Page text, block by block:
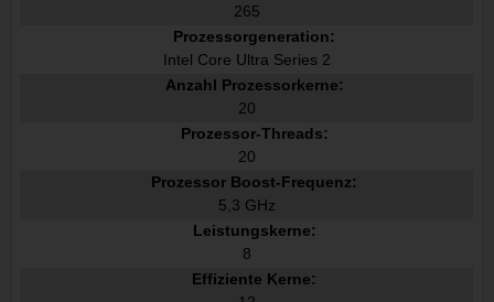
265
Prozessorgeneration:
Intel Core Ultra Series 2
Anzahl Prozessorkerne:
20
Prozessor-Threads:
20
Prozessor Boost-Frequenz:
5,3 GHz
Leistungskerne:
8
Effiziente Kerne: